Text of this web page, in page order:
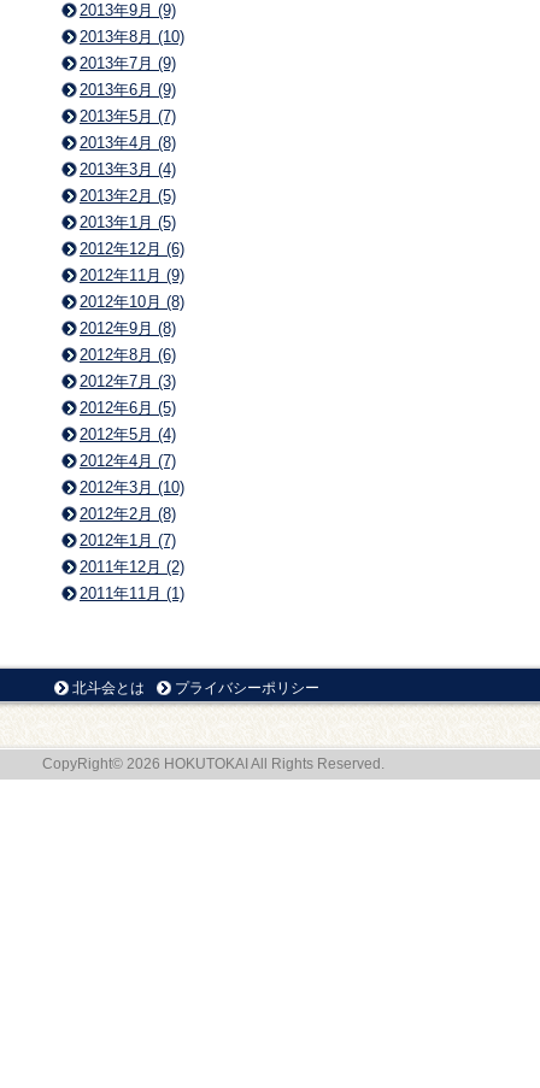
2013年9月 (9)
2013年8月 (10)
2013年7月 (9)
2013年6月 (9)
2013年5月 (7)
2013年4月 (8)
2013年3月 (4)
2013年2月 (5)
2013年1月 (5)
2012年12月 (6)
2012年11月 (9)
2012年10月 (8)
2012年9月 (8)
2012年8月 (6)
2012年7月 (3)
2012年6月 (5)
2012年5月 (4)
2012年4月 (7)
2012年3月 (10)
2012年2月 (8)
2012年1月 (7)
2011年12月 (2)
2011年11月 (1)
北斗会とは プライバシーポリシー
CopyRight© 2026 HOKUTOKAI All Rights Reserved.